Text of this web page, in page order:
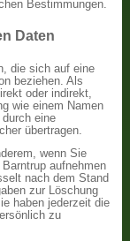
Bestimmungen.
Daten
die sich auf eine
beziehen. Als
oder indirekt,
wie einem Namen
eine
übertragen.
wenn Sie
aufnehmen
nach dem Stand
zur Löschung
haben jederzeit die
zu